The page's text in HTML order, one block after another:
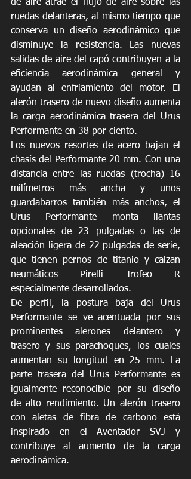
de aire atrae el flujo de aire sobre las
ruedas delanteras, al mismo tiempo que
conserva un diseño aerodinámico que
disminuye la resistencia. Las nuevas
salidas de aire del capó contribuyen a la
eficiencia aerodinámica general y
ayudan al enfriamiento del motor. El
alerón trasero de nuevo diseño aumenta
la carga aerodinámica trasera del Urus
Performante en 38 por ciento.
Los nuevos resortes de acero bajan el
chasís del Performante 20 mm. Con una
distancia entre las ruedas (trocha) 16
milímetros más ancha y unos
guardabarros también más anchos, el
Urus Performante monta llantas
opcionales de 23 pulgadas o las de
aleación ligera de 22 pulgadas de serie,
que tienen pernos de titanio y calzan
neumáticos Pirelli Trofeo R
especialmente desarrollados.
De perfil, la postura baja del Urus
Performante se ve acentuada por sus
prominentes alerones delantero y
trasero y sus parachoques, los cuales
aumentan su longitud en 25 mm. La
parte trasera del Urus Performante es
igualmente reconocible por su diseño
de alto rendimiento. Un alerón trasero
con aletas de fibra de carbono está
inspirado en el Aventador SVJ y
contribuye al aumento de la carga
aerodinámica.